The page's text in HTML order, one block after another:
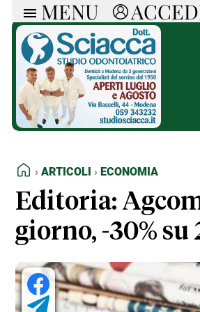
MENU
ARTICOLI
Politica
Economia
Società
La Nera
Che Cultura
La Provincia
Mondo
Italia
Tutti gli Articoli
Ricerca
HOME
ARTICOLI ECONOMIA
Editoria:
giorno, -30% su